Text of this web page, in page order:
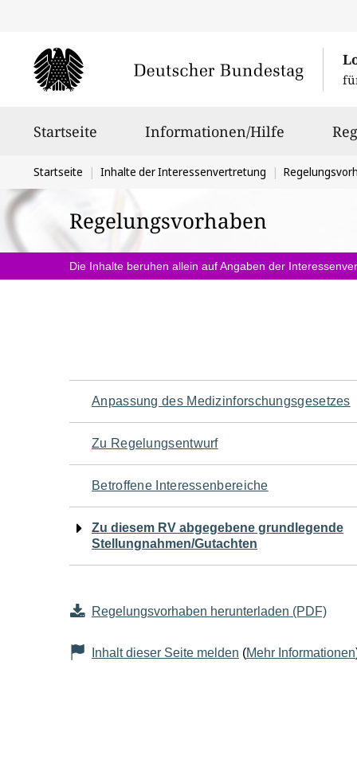
Startseite Informationen/Hilfe
Sie
befinden
sich
hier:
Startseite Inhalte der Interessenvertretung
Regelungsvorhaben
Die Inhalte beruhen allein auf Angaben der
Navigation
für
den
Seiteninhalt
Anpassung des Medizinforschungsgesetzes
Zu Regelungsentwurf
Betroffene Interessenbereiche
Zu diesem RV abgegebene grundlegende
Stellungnahmen/Gutachten
Regelungsvorhaben herunterladen (PDF)
Inhalt dieser Seite melden (Mehr Informationen